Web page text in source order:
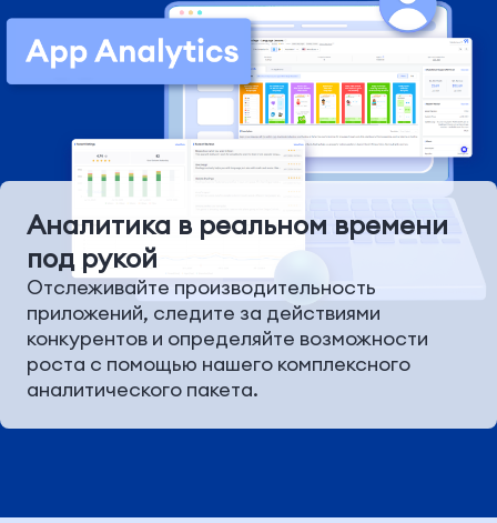
Аналитика в реальном времени
под рукой
Отслеживайте производительность
приложений, следите за действиями
конкурентов и определяйте возможности
роста с помощью нашего комплексного
аналитического пакета.